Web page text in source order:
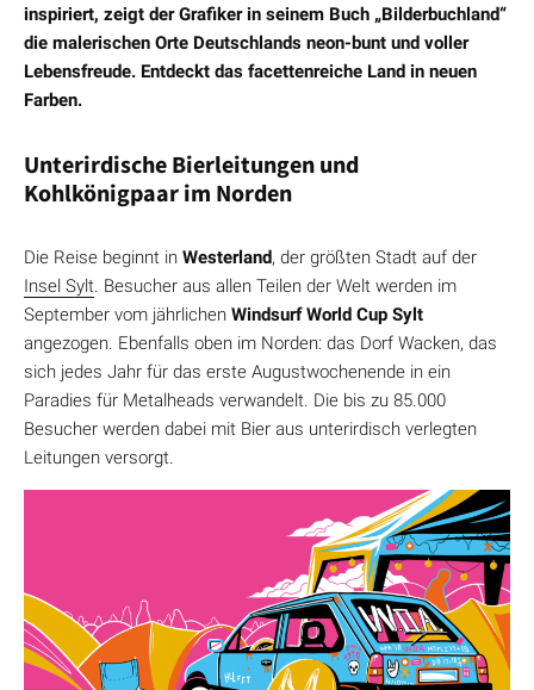
inspiriert, zeigt der Grafiker in seinem Buch „Bilderbuchland“
die malerischen Orte Deutschlands neon-bunt und voller
Lebensfreude. Entdeckt das facettenreiche Land in neuen
Farben.
Unterirdische Bierleitungen und
Kohlkönigpaar im Norden
Die Reise beginnt in Westerland, der größten Stadt auf der
Insel Sylt. Besucher aus allen Teilen der Welt werden im
September vom jährlichen Windsurf World Cup Sylt
angezogen. Ebenfalls oben im Norden: das Dorf Wacken, das
sich jedes Jahr für das erste Augustwochenende in ein
Paradies für Metalheads verwandelt. Die bis zu 85.000
Besucher werden dabei mit Bier aus unterirdisch verlegten
Leitungen versorgt.